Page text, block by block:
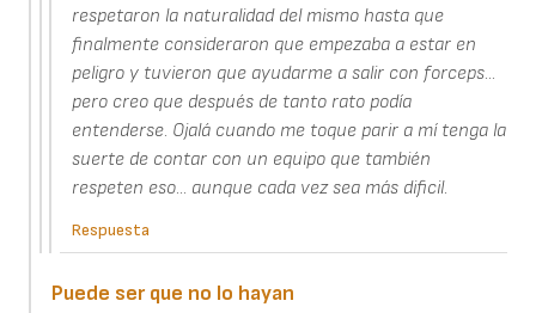
respetaron la naturalidad del mismo hasta que
finalmente consideraron que empezaba a estar en
peligro y tuvieron que ayudarme a salir con forceps...
pero creo que después de tanto rato podía
entenderse. Ojalá cuando me toque parir a mí tenga la
suerte de contar con un equipo que también
respeten eso... aunque cada vez sea más dificil.
Respuesta
Puede ser que no lo hayan